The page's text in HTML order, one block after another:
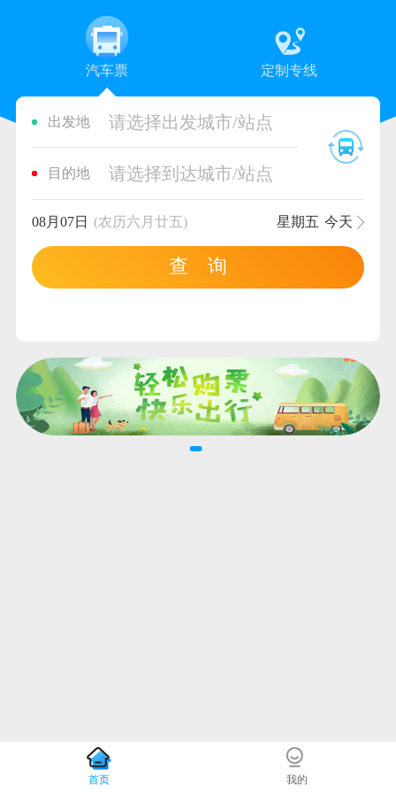
汽车票 定制专线
出发地 请选择出发城市/站点
目的地 请选择到达城市/站点
08月07日 (农历六月廿五) 星期五 今天
查 询
首页 我的